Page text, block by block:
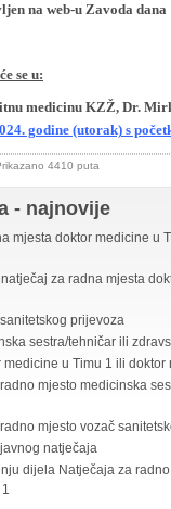
na web-u Zavoda dana
se u:
medicinu KZŽ, Dr.
godine (utorak) s
4410 puta
- najnovije
mjesta doktor medicine u
za radna mjesta
prijevoza
sestra/tehničar ili
u Timu 1 ili
mjesto medicinska
mjesto vozač
natječaja
dijela Natječaja za